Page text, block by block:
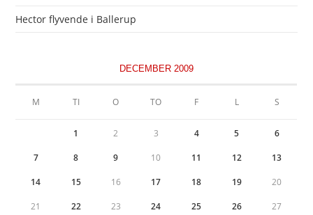
Hector flyvende i Ballerup
DECEMBER 2009
M TI O TO F L S
1 2 3 4 5 6
7 8 9 10 11 12 13
14 15 16 17 18 19 20
21 22 23 24 25 26 27